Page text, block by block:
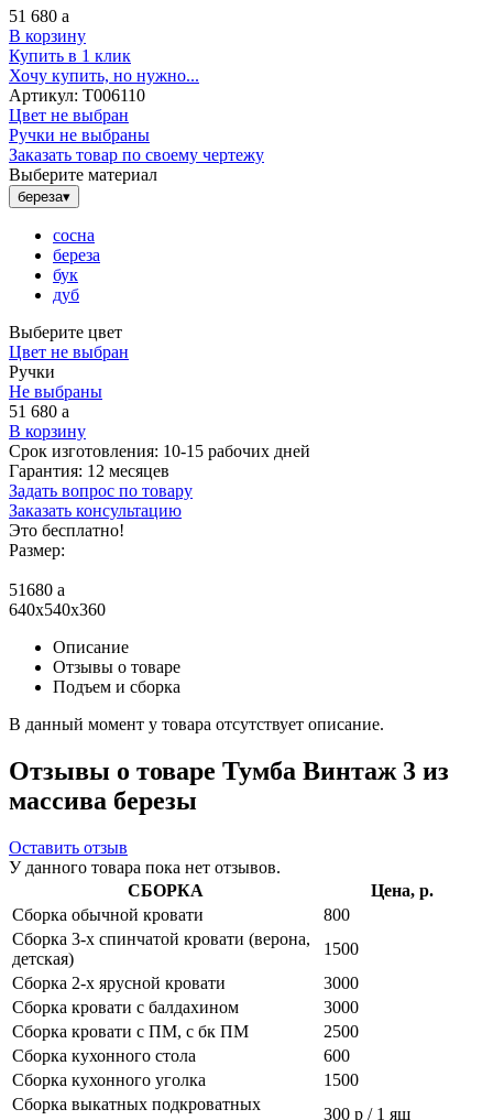
51 680 a
В корзину
Купить в 1 клик
Хочу купить, но нужно...
Артикул: Т006110
Цвет не выбран
Ручки не выбраны
Заказать товар по своему чертежу
Выберите материал
береза▾
сосна
береза
бук
дуб
Выберите цвет
Цвет не выбран
Ручки
Не выбраны
51 680 a
В корзину
Срок изготовления: 10-15 рабочих дней
Гарантия: 12 месяцев
Задать вопрос по товару
Заказать консультацию
Это бесплатно!
Размер:
51680 a
640x540x360
Описание
Отзывы о товаре
Подъем и сборка
В данный момент у товара отсутствует описание.
Отзывы о товаре Тумба Винтаж 3 из
массива березы
Оставить отзыв
У данного товара пока нет отзывов.
СБОРКА
Цена, р.
Сборка обычной кровати
800
Сборка 3-х спинчатой кровати (верона,
детская)
1500
Сборка 2-х ярусной кровати
3000
Сборка кровати с балдахином
3000
Сборка кровати с ПМ, с бк ПМ
2500
Сборка кухонного стола
600
Сборка кухонного уголка
1500
Сборка выкатных подкроватных
300 р / 1 ящ